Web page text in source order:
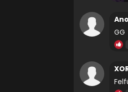
GG